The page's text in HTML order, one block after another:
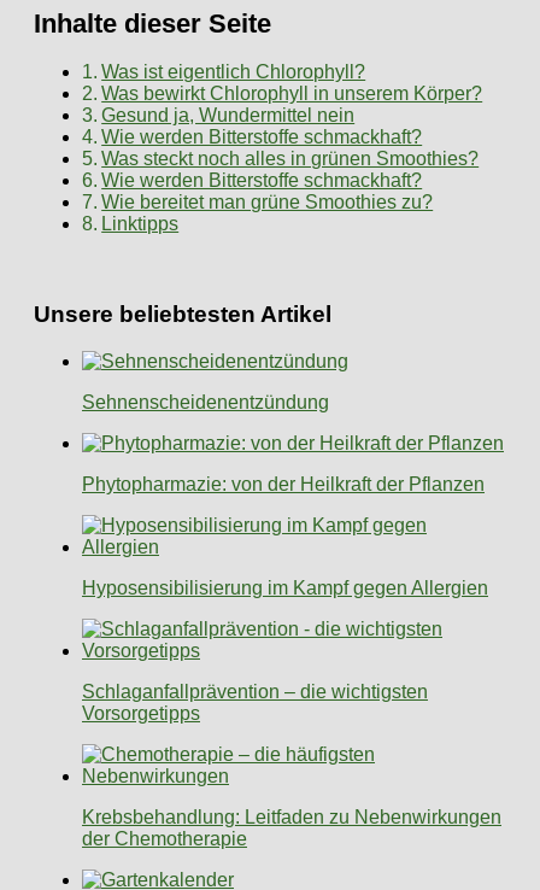
Inhalte dieser Seite
Was ist eigentlich Chlorophyll?
Was bewirkt Chlorophyll in unserem Körper?
Gesund ja, Wundermittel nein
Wie werden Bitterstoffe schmackhaft?
Was steckt noch alles in grünen Smoothies?
Wie werden Bitterstoffe schmackhaft?
Wie bereitet man grüne Smoothies zu?
Linktipps
Unsere beliebtesten Artikel
Sehnenscheidenentzündung
Phytopharmazie: von der Heilkraft der Pflanzen
Hyposensibilisierung im Kampf gegen Allergien
Schlaganfallprävention – die wichtigsten
Vorsorgetipps
Krebsbehandlung: Leitfaden zu Nebenwirkungen
der Chemotherapie